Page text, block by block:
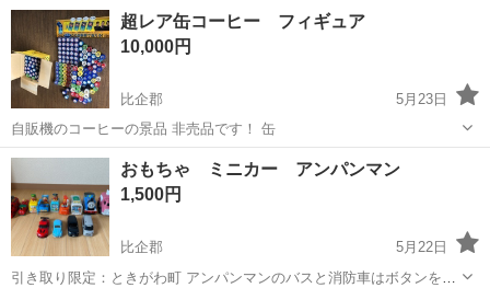
集中力や考える力を遊びながら養えます。 まだまだ遊べるのですが、
ハロルドのプロペラが折れて無くな...
埼玉 比企郡 鴻巣駅 トーマス
超レア缶コーヒー フィギュア
10,000円
比企郡
5月23日
自販機のコーヒーの景品 非売品です！ 缶
埼玉 比企郡 フィギュア 自販機
おもちゃ ミニカー アンパンマン
1,500円
比企郡
5月22日
引き取り限定：ときがわ町 アンパンマンのバスと消防車はボタンを押